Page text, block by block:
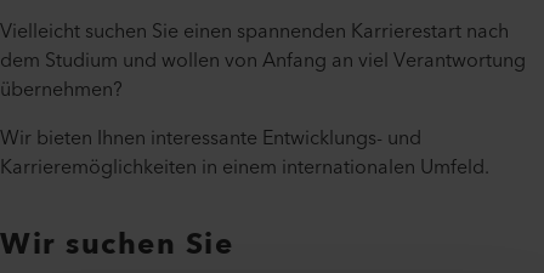
Vielleicht suchen Sie einen spannenden Karrierestart nach
dem Studium und wollen von Anfang an viel Verantwortung
übernehmen?
Wir bieten Ihnen interessante Entwicklungs- und
Karrieremöglichkeiten in einem internationalen Umfeld.
Wir suchen Sie